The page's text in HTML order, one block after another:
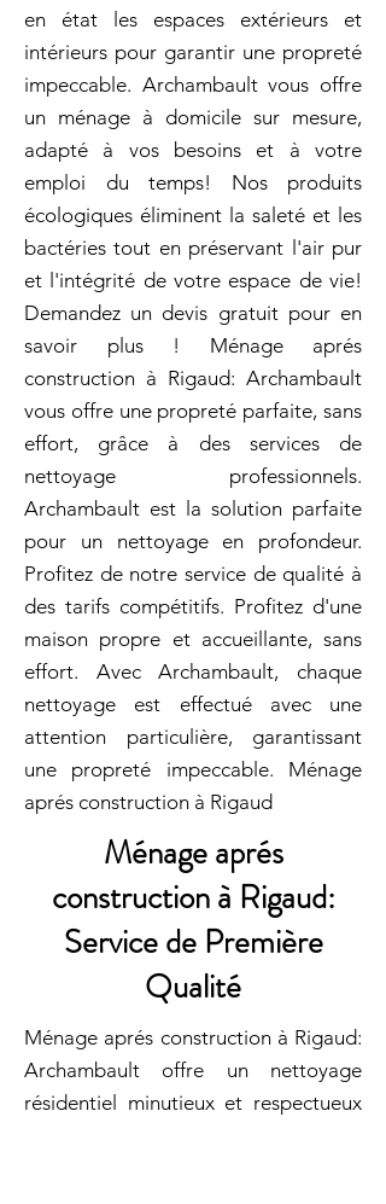
en état les espaces extérieurs et
intérieurs pour garantir une propreté
impeccable. Archambault vous offre
un ménage à domicile sur mesure,
adapté à vos besoins et à votre
emploi du temps! Nos produits
écologiques éliminent la saleté et les
bactéries tout en préservant l'air pur
et l'intégrité de votre espace de vie!
Demandez un devis gratuit pour en
savoir plus ! Ménage aprés
construction à Rigaud: Archambault
vous offre une propreté parfaite, sans
effort, grâce à des services de
nettoyage professionnels.
Archambault est la solution parfaite
pour un nettoyage en profondeur.
Profitez de notre service de qualité à
des tarifs compétitifs. Profitez d'une
maison propre et accueillante, sans
effort. Avec Archambault, chaque
nettoyage est effectué avec une
attention particulière, garantissant
une propreté impeccable. Ménage
aprés construction à Rigaud
Ménage aprés
construction à Rigaud:
Service de Première
Qualité
Ménage aprés construction à Rigaud:
Archambault offre un nettoyage
résidentiel minutieux et respectueux